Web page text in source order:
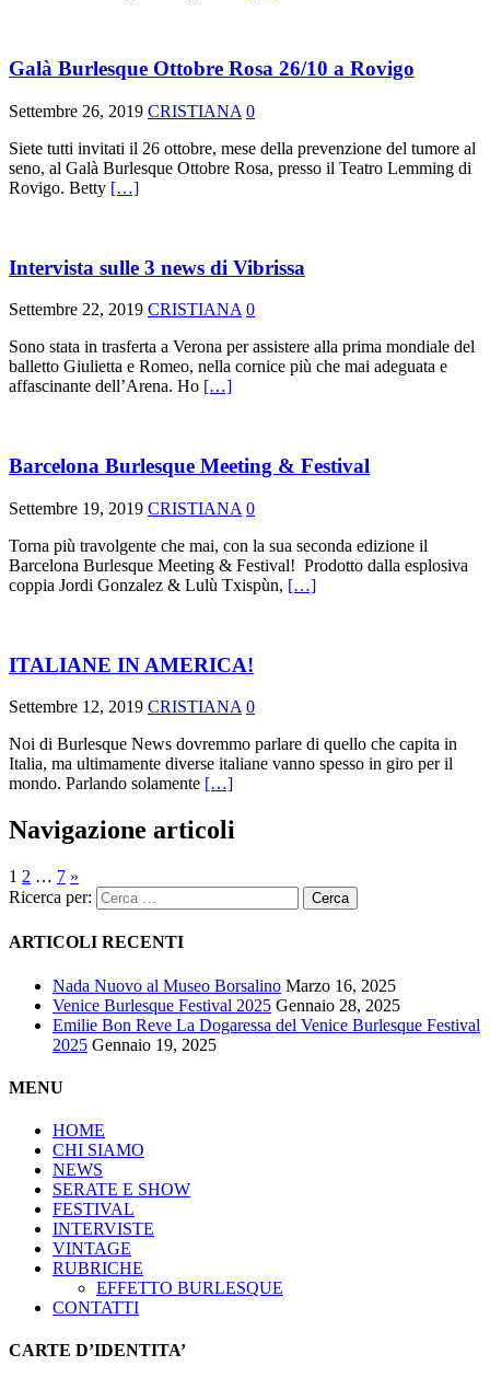
Galà Burlesque Ottobre Rosa 26/10 a Rovigo
Settembre 26, 2019 CRISTIANA 0
Siete tutti invitati il 26 ottobre, mese della prevenzione del tumore al
seno, al Galà Burlesque Ottobre Rosa, presso il Teatro Lemming di
Rovigo. Betty […]
Intervista sulle 3 news di Vibrissa
Settembre 22, 2019 CRISTIANA 0
Sono stata in trasferta a Verona per assistere alla prima mondiale del
balletto Giulietta e Romeo, nella cornice più che mai adeguata e
affascinante dell’Arena. Ho […]
Barcelona Burlesque Meeting & Festival
Settembre 19, 2019 CRISTIANA 0
Torna più travolgente che mai, con la sua seconda edizione il
Barcelona Burlesque Meeting & Festival! Prodotto dalla esplosiva
coppia Jordi Gonzalez & Lulù Txispùn, […]
ITALIANE IN AMERICA!
Settembre 12, 2019 CRISTIANA 0
Noi di Burlesque News dovremmo parlare di quello che capita in
Italia, ma ultimamente diverse italiane vanno spesso in giro per il
mondo. Parlando solamente […]
Navigazione articoli
1 2 … 7 »
Ricerca per:
ARTICOLI RECENTI
Nada Nuovo al Museo Borsalino Marzo 16, 2025
Venice Burlesque Festival 2025 Gennaio 28, 2025
Emilie Bon Reve La Dogaressa del Venice Burlesque Festival
2025 Gennaio 19, 2025
MENU
HOME
CHI SIAMO
NEWS
SERATE E SHOW
FESTIVAL
INTERVISTE
VINTAGE
RUBRICHE
EFFETTO BURLESQUE
CONTATTI
CARTE D’IDENTITA’